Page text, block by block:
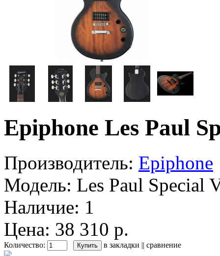
Epiphone Les Paul
Производитель: Epiphone
Модель: Les Paul Special
Наличие: 1
Цена: 38 310 р.
Количество: в закладки || сравнение